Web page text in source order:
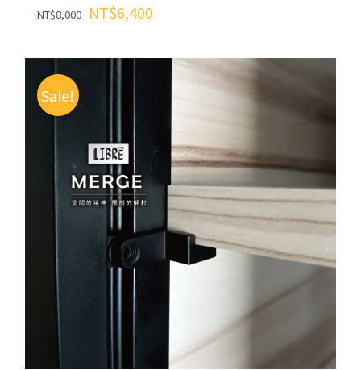
NT$8,000 原
價
格：
NT$8,000。
NT$6,400
價
Sale!